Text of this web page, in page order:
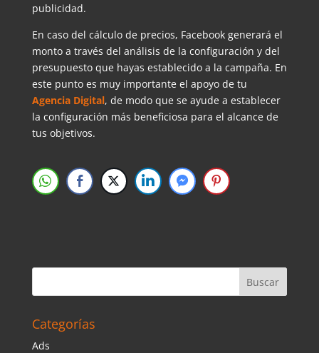
publicidad.
En caso del cálculo de precios, Facebook generará el
monto a través del análisis de la configuración y del
presupuesto que hayas establecido a la campaña. En
este punto es muy importante el apoyo de tu
Agencia Digital, de modo que se ayude a establecer
la configuración más beneficiosa para el alcance de
tus objetivos.
Categorías
Ads